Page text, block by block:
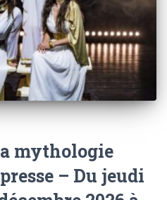
mythologie
– Du jeudi